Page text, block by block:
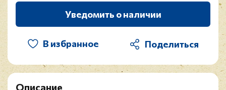
Уведомить о наличии
В избранное
Описание